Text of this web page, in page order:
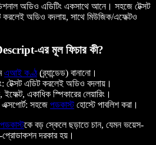
অডিও এডিটিং একসাথে আনে। সহজে টেক্সট
করলেই অডিও বদলায়, সাথে মিউজিক/এফেক্টও
এর মূল ফিচার কী?
এআই কণ্ঠ(ব্র্যান্ডেড) বানানো।
টেক্সট এডিট করলেই অডিও বদলায়।
ইফেক্ট, একাধিক স্পিকারের লেয়ারিং।
সহজে পডকাস্টহোস্টে পাবলিশ করা।
পডকাস্টকে বড় স্কেলে ছড়াতে চান, যেমন ভয়েস-
প্রোডাকশন দরকার হয়।